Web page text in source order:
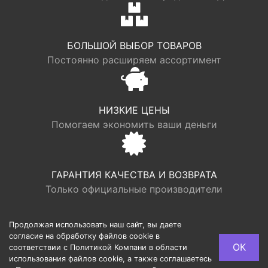
БОЛЬШОЙ ВЫБОР ТОВАРОВ
Постоянно расширяем ассортимент
НИЗКИЕ ЦЕНЫ
Помогаем экономить ваши деньги
ГАРАНТИЯ КАЧЕСТВА И ВОЗВРАТА
Только официальные производители
© LOGR | ООО “ФАБРИК ХАУС”, ОГРН 1117746193949,
ИНН 7713725002, Юридический адрес: 127540, г.
Продолжая использовать наш сайт, вы даете
согласие на обработку файлов cookie в
соответствии с Политикой Компани в области
использования файлов cookie, а также соглашаетесь
ОК